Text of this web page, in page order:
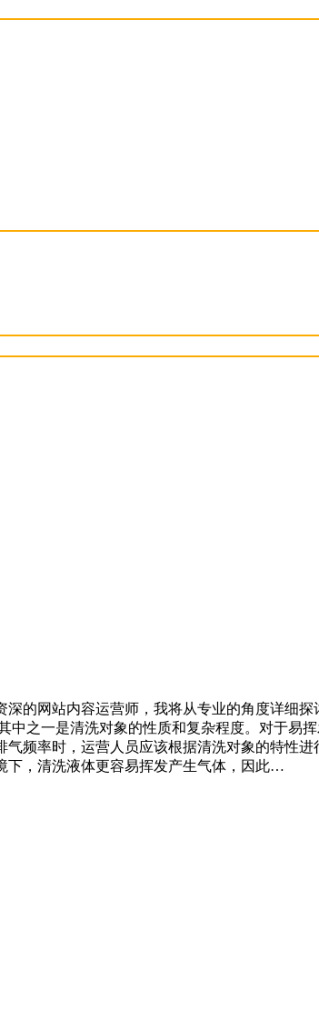
的网站内容运营师，我将从专业的角度详细
之一是清洗对象的性质和复杂程度。对于易
频率时，运营人员应该根据清洗对象的特性
下，清洗液体更容易挥发产生气体，因此…